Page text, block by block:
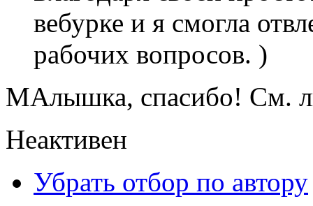
вебурке и я смогла
рабочих вопросов. )
МАлышка, спасибо! См.
Неактивен
Убрать отбор по автору